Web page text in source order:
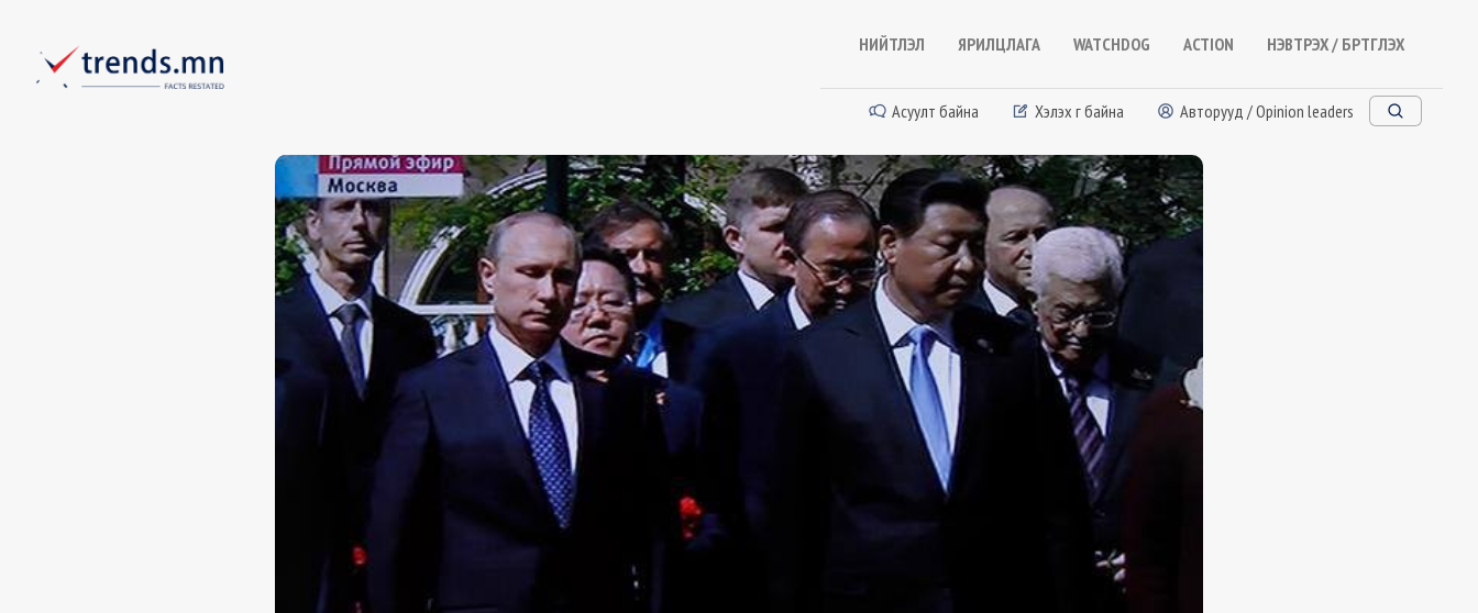
НИЙТЛЭЛ ЯРИЛЦЛАГА WATCHDOG ACTION НЭВТРЭХ / БҮРТГҮҮЛЭХ
Асуулт байна Хэлэх үг байна Авторууд / Opinion leaders